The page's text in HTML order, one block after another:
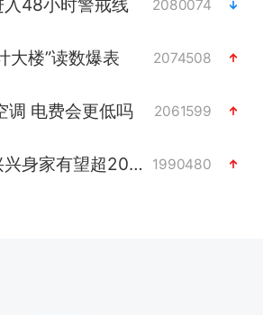
48小时警戒线 2080074
大楼”读数爆表 2074508
调 电费会更低吗 2061599
宇树科技王兴兴身家有望超200亿元 1990480